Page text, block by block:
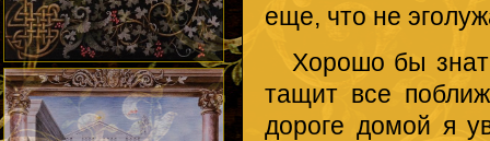
еще, что не
Хорошо бы
тащит все
дороге домой я